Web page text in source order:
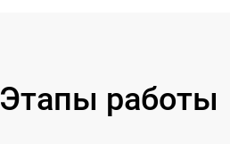
Этапы работы